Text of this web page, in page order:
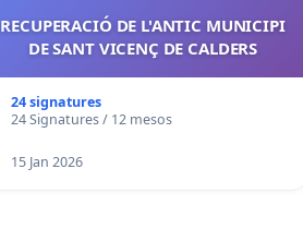
RECUPERACIÓ DE L'ANTIC MUNICIPI
DE SANT VICENÇ DE CALDERS
24 signatures
24 Signatures / 12 mesos
15 Jan 2026